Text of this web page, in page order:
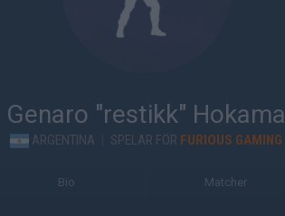
Genaro "restikk" Hokama
ARGENTINA SPELAR FÖR FURIOUS GAMING
Bio Matcher